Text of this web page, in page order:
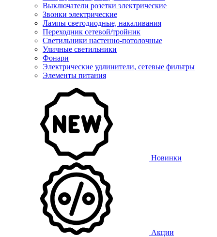
Выключатели розетки электрические
Звонки электрические
Лампы светодиодные, накаливания
Переходник сетевой/тройник
Светильники настенно-потолочные
Уличные светильники
Фонари
Электрические удлинители, сетевые фильтры
Элементы питания
Новинки
Акции